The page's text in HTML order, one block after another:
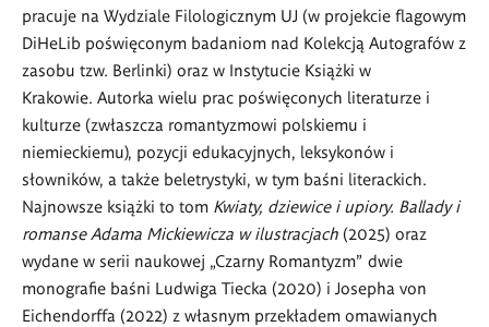
pracuje na Wydziale Filologicznym UJ (w projekcie flagowym
DiHeLib poświęconym badaniom nad Kolekcją Autografów z
zasobu tzw. Berlinki) oraz w Instytucie Książki w
Krakowie. Autorka wielu prac poświęconych literaturze i
kulturze (zwłaszcza romantyzmowi polskiemu i
niemieckiemu), pozycji edukacyjnych, leksykonów i
słowników, a także beletrystyki, w tym baśni literackich.
Najnowsze książki to tom Kwiaty, dziewice i upiory. Ballady i
romanse Adama Mickiewicza w ilustracjach (2025) oraz
wydane w serii naukowej „Czarny Romantyzm" dwie
monografie baśni Ludwiga Tiecka (2020) i Josepha von
Eichendorffa (2022) z własnym przekładem omawianych